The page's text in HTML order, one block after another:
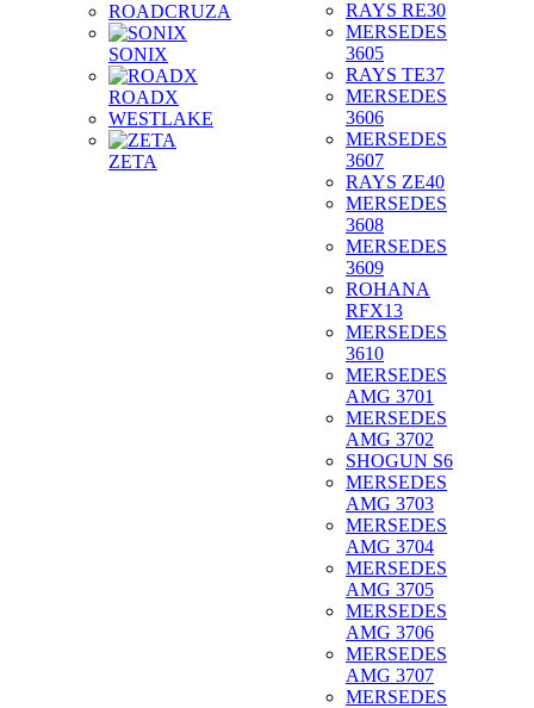
ROADCRUZA
SONIX
ROADX
WESTLAKE
ZETA
RAYS RE30
MERSEDES
3605
RAYS TE37
MERSEDES
3606
MERSEDES
3607
RAYS ZE40
MERSEDES
3608
MERSEDES
3609
ROHANA
RFX13
MERSEDES
3610
MERSEDES
AMG 3701
MERSEDES
AMG 3702
SHOGUN S6
MERSEDES
AMG 3703
MERSEDES
AMG 3704
MERSEDES
AMG 3705
MERSEDES
AMG 3706
MERSEDES
AMG 3707
MERSEDES